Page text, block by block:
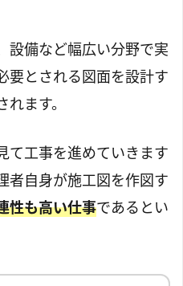
設備など幅広い分野で実
要とされる図面を設計す
ます。
て工事を進めていきます
者自身が施工図を作図す
性も高い仕事であるとい